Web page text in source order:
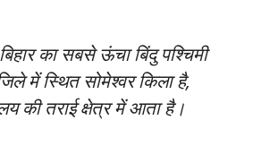
बिहार का सबसे ऊंचा बिंदु पश्चिमी
में स्थित सोमेश्वर किला है,
की तराई क्षेत्र में आता है।